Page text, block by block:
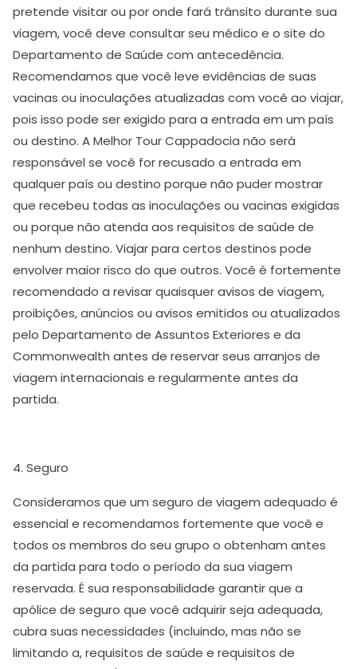
pretende visitar ou por onde fará trânsito durante sua
viagem, você deve consultar seu médico e o site do
Departamento de Saúde com antecedência.
Recomendamos que você leve evidências de suas
vacinas ou inoculações atualizadas com você ao viajar,
pois isso pode ser exigido para a entrada em um país
ou destino. A Melhor Tour Cappadocia não será
responsável se você for recusado a entrada em
qualquer país ou destino porque não puder mostrar
que recebeu todas as inoculações ou vacinas exigidas
ou porque não atenda aos requisitos de saúde de
nenhum destino. Viajar para certos destinos pode
envolver maior risco do que outros. Você é fortemente
recomendado a revisar quaisquer avisos de viagem,
proibições, anúncios ou avisos emitidos ou atualizados
pelo Departamento de Assuntos Exteriores e da
Commonwealth antes de reservar seus arranjos de
viagem internacionais e regularmente antes da
partida.
4. Seguro
Consideramos que um seguro de viagem adequado é
essencial e recomendamos fortemente que você e
todos os membros do seu grupo o obtenham antes
da partida para todo o período da sua viagem
reservada. É sua responsabilidade garantir que a
apólice de seguro que você adquirir seja adequada,
cubra suas necessidades (incluindo, mas não se
limitando a, requisitos de saúde e requisitos de